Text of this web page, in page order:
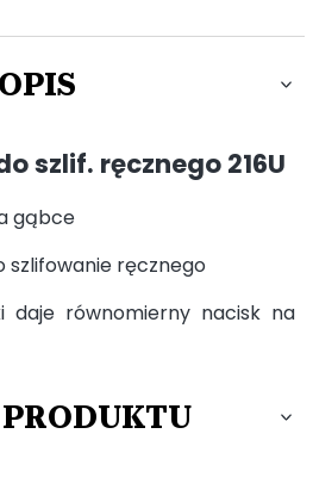
OPIS
szlif. ręcznego 216U
gąbce
szlifowanie ręcznego
daje równomierny nacisk na